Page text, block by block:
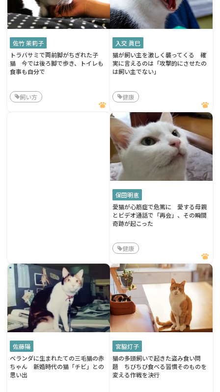
佐竹 茉莉子
トラバサミで両前脚がちぎれた子
猫 今では後ろ脚で歩き、トイレも
食事も自分で
飼い方
入交 眞巳
猫が飼い主を激しく襲ってくる 確
実に言えるのは「攻撃的にさせたの
は飼い主でない」
健康
保田明恵
愛猫が心筋症で危篤に 愛する母親
とビデオ通話で「再会」、その瞬間
奇跡が起こった
健康
佐藤陽
ベランダに生まれたての三毛猫の赤
ちゃん 新婚時代の猫「チビ」との
思い出
宮脇灯子
猫の多頭飼いで起きた盗み食い問
題 ちびちび食べる習慣そのものを
変える作戦を決行